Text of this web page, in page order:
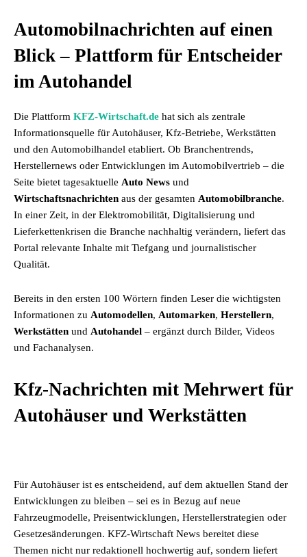
Automobilnachrichten auf einen
Blick – Plattform für Entscheider
im Autohandel
Die Plattform KFZ-Wirtschaft.de hat sich als zentrale
Informationsquelle für Autohäuser, Kfz-Betriebe, Werkstätten
und den Automobilhandel etabliert. Ob Branchentrends,
Herstellernews oder Entwicklungen im Automobilvertrieb – die
Seite bietet tagesaktuelle Auto News und
Wirtschaftsnachrichten aus der gesamten Automobilbranche.
In einer Zeit, in der Elektromobilität, Digitalisierung und
Lieferkettenkrisen die Branche nachhaltig verändern, liefert das
Portal relevante Inhalte mit Tiefgang und journalistischer
Qualität.
Bereits in den ersten 100 Wörtern finden Leser die wichtigsten
Informationen zu Automodellen, Automarken, Herstellern,
Werkstätten und Autohandel – ergänzt durch Bilder, Videos
und Fachanalysen.
Kfz-Nachrichten mit Mehrwert für
Autohäuser und Werkstätten
Für Autohäuser ist es entscheidend, auf dem aktuellen Stand der
Entwicklungen zu bleiben – sei es in Bezug auf neue
Fahrzeugmodelle, Preisentwicklungen, Herstellerstrategien oder
Gesetzesänderungen. KFZ-Wirtschaft News bereitet diese
Themen nicht nur redaktionell hochwertig auf, sondern liefert